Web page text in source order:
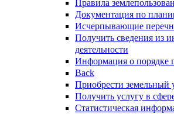
Правила
Документация по
Исчерпывающие
Получить сведения из
деятельности
Информация о порядке
Back
Приобрести земельный
Получить услугу в
Статистическая